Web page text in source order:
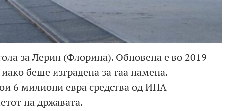
за Лерин (Флорина). Обновена е во 2019
беше изградена за таа намена.
6 милиони евра средства од ИПА-
на државата.